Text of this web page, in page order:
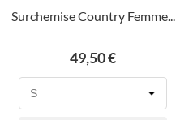
Surchemise Country Femme...
Prix
49,50 €